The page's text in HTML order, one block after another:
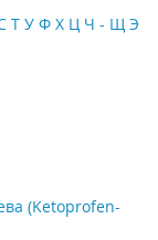
Т У Ф Х Ц Ч - Щ Э
(Ketoprofen-